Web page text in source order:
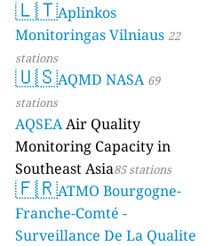
🇱🇹Aplinkos
Monitoringas Vilniaus 22
stations
🇺🇸AQMD NASA 69
stations
AQSEAAir Quality
Monitoring Capacity in
Southeast Asia85 stations
🇫🇷ATMO Bourgogne-
Franche-Comté -
Surveillance De La Qualite